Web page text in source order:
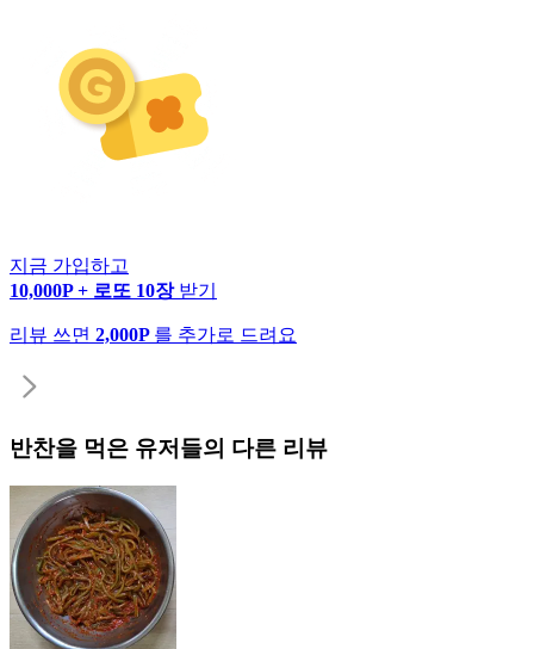
지금 가입하고
10,000P + 로또 10장 받기
리뷰 쓰면 2,000P 를 추가로 드려요
반찬을 먹은 유저들의 다른 리뷰